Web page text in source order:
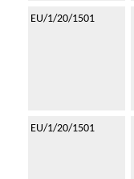
EU/1/20/1501
EU/1/20/1501